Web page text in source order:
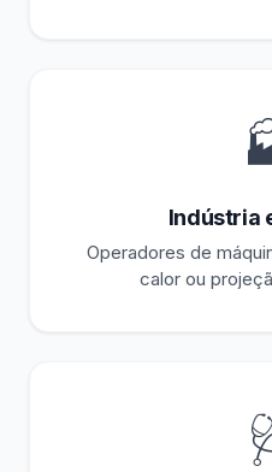
Indústria
Operadores de
calor ou